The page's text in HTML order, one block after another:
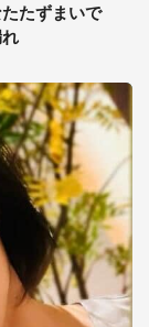
たずまいで